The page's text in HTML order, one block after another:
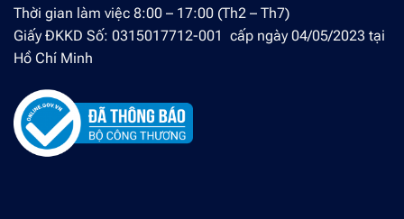
Thời gian làm việc 8:00 – 17:00 (Th2 – Th7)
Giấy ĐKKD Số: 0315017712-001 cấp ngày 04/05/2023 tại
Hồ Chí Minh